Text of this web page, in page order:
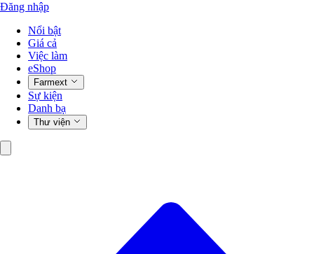
Đăng nhập
Nổi bật
Giá cả
Việc làm
eShop
Farmext
Sự kiện
Danh bạ
Thư viện